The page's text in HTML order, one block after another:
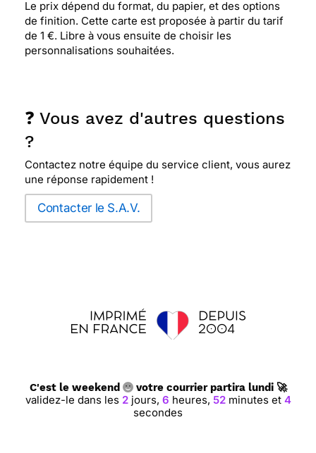
Le prix dépend du format, du papier, et des options
de finition. Cette carte est proposée à partir du tarif
de 1 €. Libre à vous ensuite de choisir les
personnalisations souhaitées.
❓ Vous avez d'autres questions
?
Contactez notre équipe du service client, vous aurez
une réponse rapidement !
Contacter le S.A.V.
C'est le weekend votre courrier partira lundi 🚀
validez-le dans les 2jours, 6 heures, 52minutes et 3
secondes